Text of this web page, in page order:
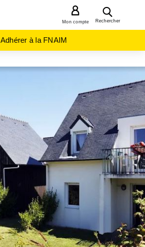
Rechercher
Mon compte
Adhérer à la FNAIM